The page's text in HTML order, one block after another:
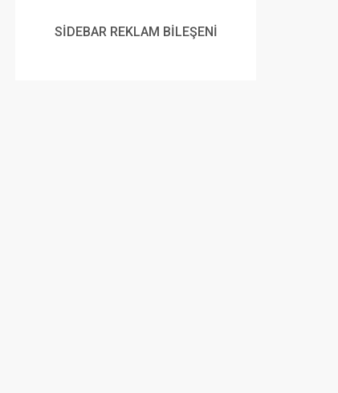
SİDEBAR REKLAM BİLEŞENİ